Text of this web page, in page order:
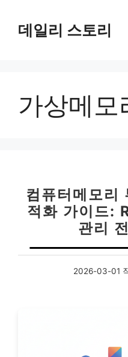
데일리 스토리
가상메모
컴퓨터메모리
적화 가이드:
관리
2026-03-01